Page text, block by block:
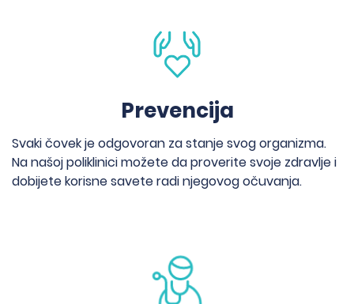
Prevencija
Svaki čovek je odgovoran za stanje svog organizma.
Na našoj poliklinici možete da proverite svoje zdravlje i
dobijete korisne savete radi njegovog očuvanja.